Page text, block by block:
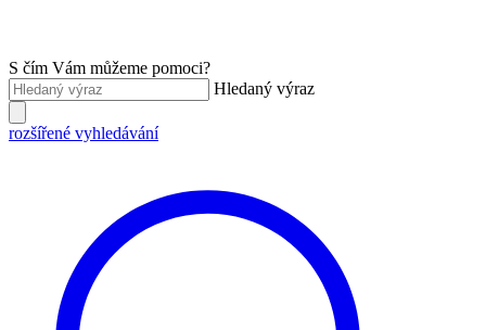
S čím Vám můžeme pomoci?
Hledaný výraz
rozšířené vyhledávání